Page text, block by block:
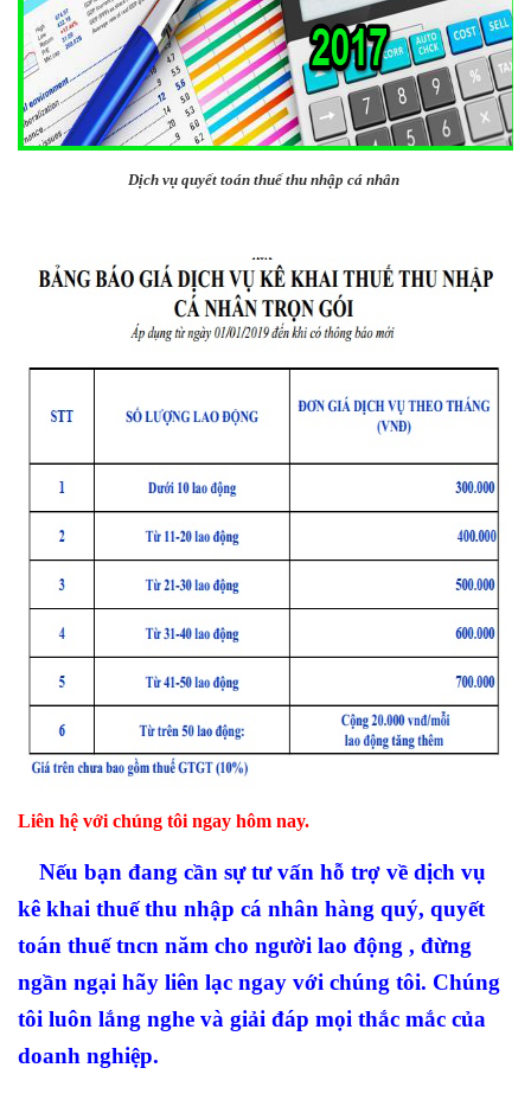
Dịch vụ quyết toán thuế thu nhập cá nhân
Liên hệ với chúng tôi ngay hôm nay.
Nếu bạn đang cần sự tư vấn hỗ trợ về dịch vụ
kê khai thuế thu nhập cá nhân hàng quý, quyết
toán thuế tncn năm cho người lao động , đừng
ngần ngại hãy liên lạc ngay với chúng tôi. Chúng
tôi luôn lắng nghe và giải đáp mọi thắc mắc của
doanh nghiệp.